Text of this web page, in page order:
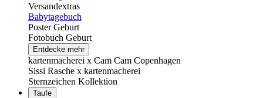
Versandextras
Babytagebuch
Poster Geburt
Fotobuch Geburt
Entdecke mehr
kartenmacherei x Cam Cam Copenhagen
Sissi Rasche x kartenmacherei
Sternzeichen Kollektion
Taufe